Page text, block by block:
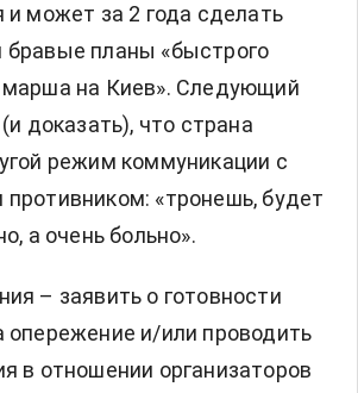
и может за 2 года сделать
бравые планы «быстрого
марша на Киев». Следующий
доказать), что страна
режим коммуникации с
«тронешь, будет
а очень больно».
– заявить о готовности
опережение и/или проводить
в отношении организаторов